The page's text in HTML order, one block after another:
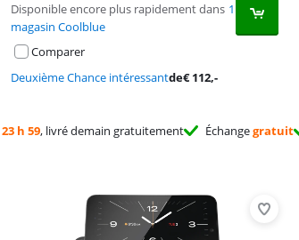
Disponible encore plus rapidement dans 1
magasin Coolblue
Comparer
Deuxième Chance intéressantde€112,-
23 h 59, livré demain gratuitement Échangegratuit